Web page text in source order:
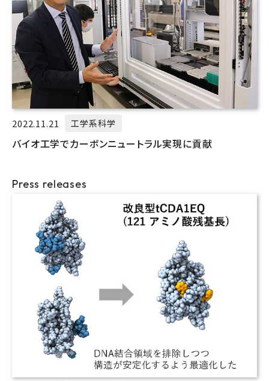
2022.11.21 工学系科学
バイオ工学でカーボンニュートラル実現に貢献
Press releases